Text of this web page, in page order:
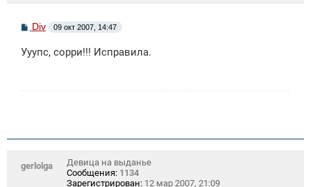
С
б
Div 09 окт 2007, 14:47
Ууупс, сорри!!! Исправила.
gerlolga
Девица на выданье
Сообщения: 1134
Зарегистрирован: 12 мар 2007, 21:09